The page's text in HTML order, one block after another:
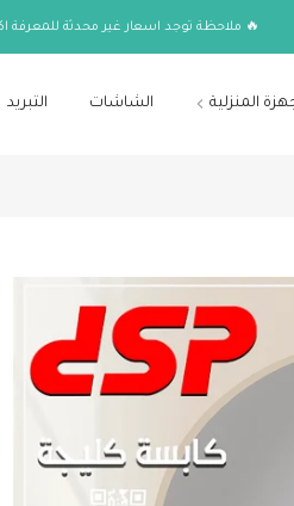
🔥 ملاحظة توجد اسعار غير محدثة للمعرفة
المنزلية الشاشات التبريد